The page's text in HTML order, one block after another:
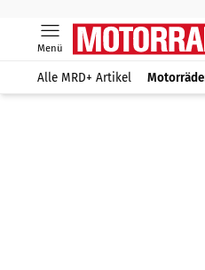
Menü
Alle MRD+ Artikel